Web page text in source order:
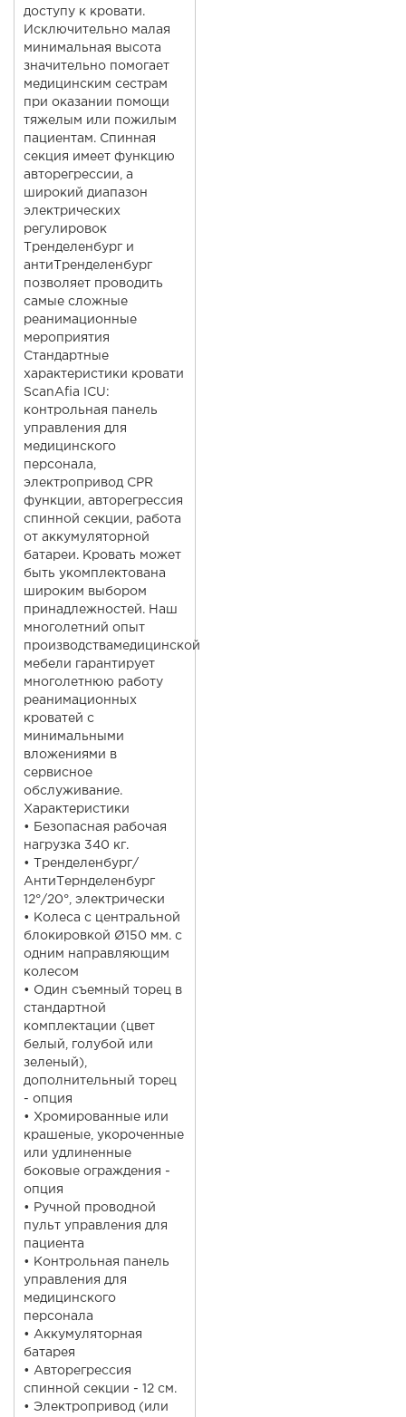
доступу к кровати.
Исключительно малая
минимальная высота
значительно помогает
медицинским сестрам
при оказании помощи
тяжелым или пожилым
пациентам. Спинная
секция имеет функцию
авторегрессии, а
широкий диапазон
электрических
регулировок
Тренделенбург и
антиТренделенбург
позволяет проводить
самые сложные
реанимационные
мероприятия
Стандартные
характеристики кровати
ScanAfia ICU:
контрольная панель
управления для
медицинского
персонала,
электропривод CPR
функции, авторегрессия
спинной секции, работа
от аккумуляторной
батареи. Кровать может
быть укомплектована
широким выбором
принадлежностей. Наш
многолетний опыт
производствамедицинской
мебели гарантирует
многолетнюю работу
реанимационных
кроватей с
минимальными
вложениями в
сервисное
обслуживание.
Характеристики
• Безопасная рабочая
нагрузка 340 кг.
• Тренделенбург/
АнтиТернделенбург
12°/20°, электрически
• Колеса с центральной
блокировкой Ø150 мм. с
одним направляющим
колесом
• Один съемный торец в
стандартной
комплектации (цвет
белый, голубой или
зеленый),
дополнительный торец
- опция
• Хромированные или
крашеные, укороченные
или удлиненные
боковые ограждения -
опция
• Ручной проводной
пульт управления для
пациента
• Контрольная панель
управления для
медицинского
персонала
• Аккумуляторная
батарея
• Авторегрессия
спинной секции - 12 см.
• Электропривод (или